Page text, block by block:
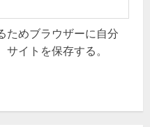
ためブラウザーに自分
イトを保存する。